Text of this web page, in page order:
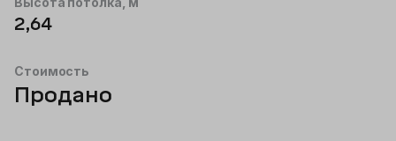
2,64
Стоимость
Продано